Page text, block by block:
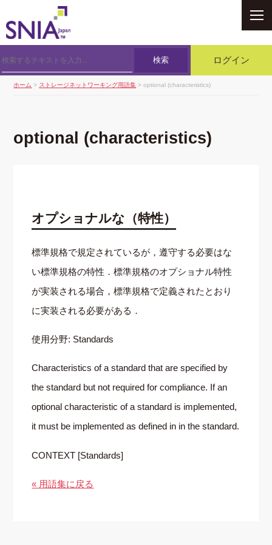
検索 ログイン
ホーム > ストレージネットワーキング用語集 > optional (characteristics)
optional (characteristics)
オプショナルな（特性）
標準規格で規定されているが，遵守する必要はな
い標準規格の特性．標準規格のオプショナル特性
が実装される場合，標準規格で定義されたとおり
に実装される必要がある．
使用分野: Standards
Characteristics of a standard that are specified by
the standard but not required for compliance. If an
optional characteristic of a standard is implemented,
it must be implemented as defined in in the standard.
CONTEXT [Standards]
« 用語集に戻る